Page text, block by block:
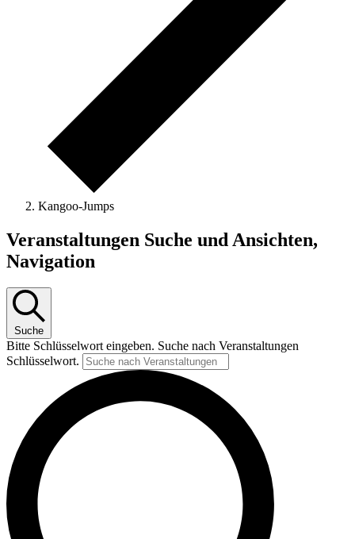
Kangoo-Jumps
Veranstaltungen
Veranstaltungen Suche und Ansichten,
Navigation
Suche
Bitte Schlüsselwort eingeben. Suche nach Veranstaltungen
Schlüsselwort.